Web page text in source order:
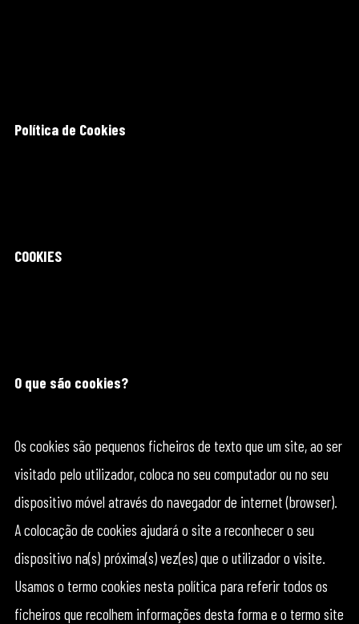
Política de Cookies
COOKIES
O que são cookies?
Os cookies são pequenos ficheiros de texto que um site, ao ser
visitado pelo utilizador, coloca no seu computador ou no seu
dispositivo móvel através do navegador de internet (browser).
A colocação de cookies ajudará o site a reconhecer o seu
dispositivo na(s) próxima(s) vez(es) que o utilizador o visite.
Usamos o termo cookies nesta política para referir todos os
ficheiros que recolhem informações desta forma e o termo site